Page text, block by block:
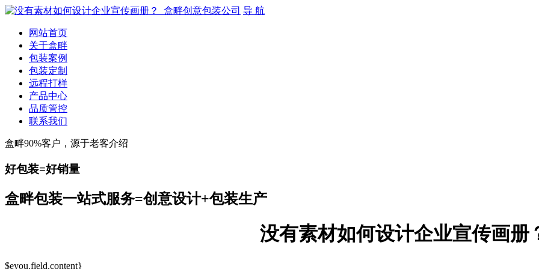
导 航
网站首页
关于盒畔
包装案例
包装定制
远程打样
产品中心
品质管控
联系我们
盒畔90%客户，源于老客介绍
好包装=好销量
盒畔包装一站式服务=创意设计+包装生产
没有素材如何设计企业宣传画册
$eyou.field.content}